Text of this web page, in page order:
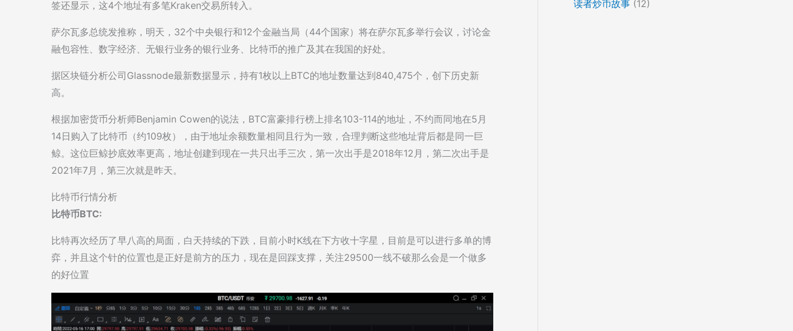
签还显示，这4个地址有多笔Kraken交易所转入。
萨尔瓦多总统发推称，明天，32个中央银行和12个金融当局（44个国家）将在萨尔瓦多举行会议，讨论金
融包容性、数字经济、无银行业务的银行业务、比特币的推广及其在我国的好处。
据区块链分析公司Glassnode最新数据显示，持有1枚以上BTC的地址数量达到840,475个，创下历史新
高。
根据加密货币分析师Benjamin Cowen的说法，BTC富豪排行榜上排名103-114的地址，不约而同地在5月
14日购入了比特币（约109枚），由于地址余额数量相同且行为一致，合理判断这些地址背后都是同一巨
鲸。这位巨鲸抄底效率更高，地址创建到现在一共只出手三次，第一次出手是2018年12月，第二次出手是
2021年7月，第三次就是昨天。
比特币行情分析
比特币BTC:
比特再次经历了早八高的局面，白天持续的下跌，目前小时K线在下方收十字星，目前是可以进行多单的博
弈，并且这个针的位置也是正好是前方的压力，现在是回踩支撑，关注29500一线不破那么会是一个做多
的好位置
读者炒币故事 (12)